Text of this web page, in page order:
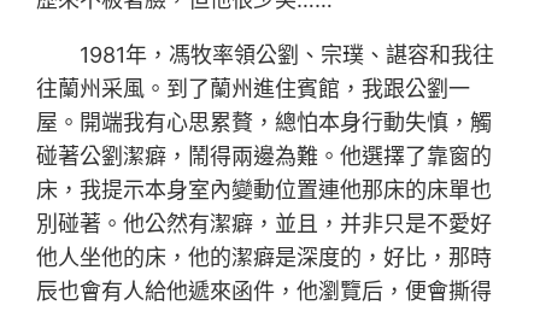
1981年，馮牧率領公劉、宗璞、諶容和我往
往蘭州采風。到了蘭州進住賓館，我跟公劉一
屋。開端我有心思累贅，總怕本身行動失慎，觸
碰著公劉潔癖，鬧得兩邊為難。他選擇了靠窗的
床，我提示本身室內變動位置連他那床的床單也
別碰著。他公然有潔癖，並且，并非只是不愛好
他人坐他的床，他的潔癖是深度的，好比，那時
辰也會有人給他遞來函件，他瀏覽后，便會撕得